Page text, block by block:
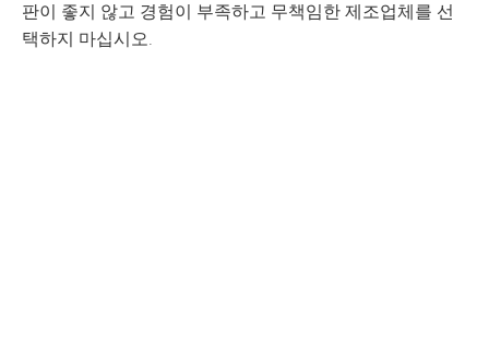
판이 좋지 않고 경험이 부족하고 무책임한 제조업체를 선
택하지 마십시오.